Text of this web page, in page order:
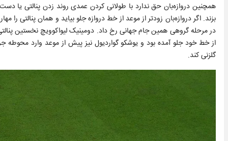
همچنین دروازه‌بان حق ندارد با طولانی کردن عمدی روند زدن پنالتی یا دست
در مرحله گروهی همین جام جهانی رخ داد. دومینیک لیواکوویچ نخستین
از خط خود جلو آمده بود و یوشکو گواردیول نیز پیش از موعد وارد
گلزنی کند.